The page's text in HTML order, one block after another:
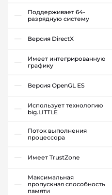
Поддерживает 64-
разрядную систему
Версия DirectX
Имеет интегрированную
графику
Версия OpenGL ES
Использует технологию
big.LITTLE
Поток выполнения
процессора
Имеет TrustZone
Максимальная
пропускная способность
памяти